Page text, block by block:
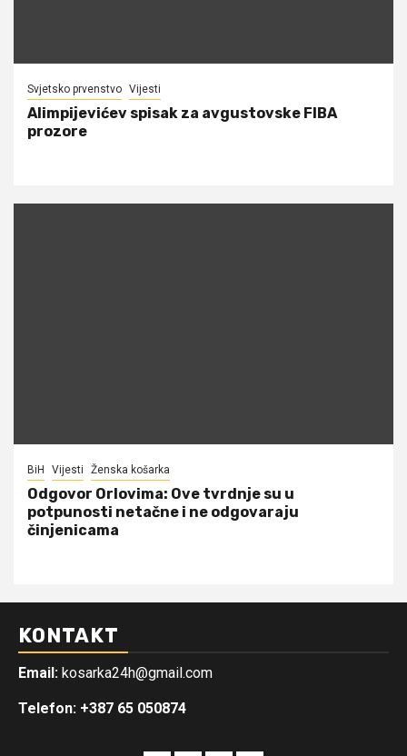
Svjetsko prvenstvo Vijesti
Alimpijevićev spisak za avgustovske FIBA
prozore
BiH Vijesti Ženska košarka
Odgovor Orlovima: ​Ove tvrdnje su u
potpunosti netačne i ne odgovaraju
činjenicama
KONTAKT
Email: kosarka24h@gmail.com
Telefon: +387 65 050874